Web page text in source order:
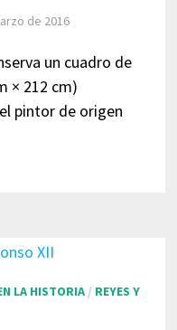
de 2016
un cuadro de
× 212 cm)
pintor de origen
LA HISTORIA/ REYES Y